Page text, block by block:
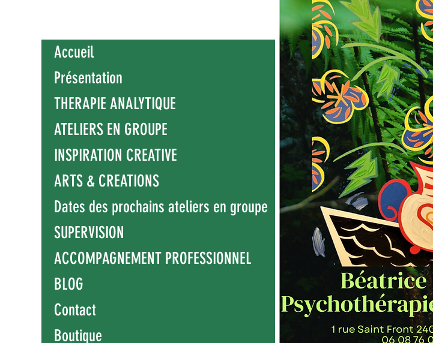
Accueil
Présentation
THERAPIE ANALYTIQUE
ATELIERS EN GROUPE
INSPIRATION CREATIVE
ARTS & CREATIONS
Dates des prochains ateliers en groupe
SUPERVISION
ACCOMPAGNEMENT PROFESSIONNEL
BLOG
Contact
Boutique